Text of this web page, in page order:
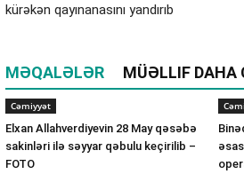
kürəkən qayınanasını yandırıb
MƏQALƏLƏR MÜƏLLIF DAHA
Cəmiyyət
Elxan Allahverdiyevin 28 May qəsəbə
sakinləri ilə səyyar qəbulu keçirilib –
FOTO